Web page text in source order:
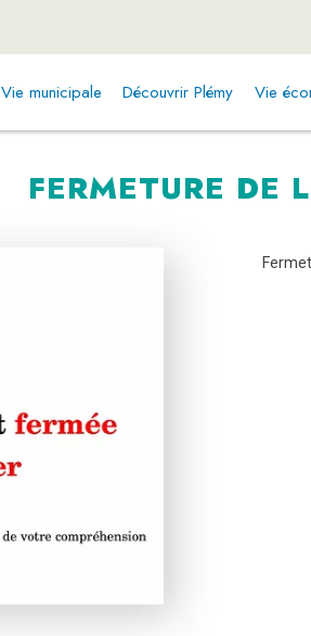
Vie municipale Découvrir Plémy Vie
FERMETURE DE